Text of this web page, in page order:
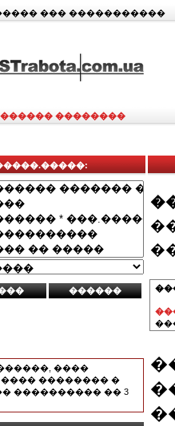
��� �����������
��������
����
���� �������� �
���������� �� 3